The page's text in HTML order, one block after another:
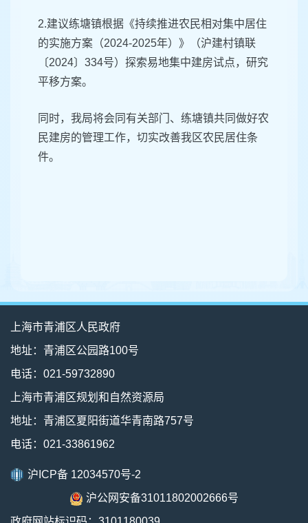
2.建议练塘镇根据《持续推进农民相对集中居住
的实施方案（2024-2025年）》（沪建村镇联
〔2024〕334号）探索易地集中建房试点，研究
平移方案。
同时，我局将会同有关部门、练塘镇共同做好农
民建房的管理工作，切实改善我区农民居住条
件。
上海市青浦区人民政府
地址：青浦区公园路100号
电话：021-59732890
上海市青浦区规划和自然资源局
地址：青浦区夏阳街道华青南路757号
电话：021-33861962
沪ICP备 12034570号-2
沪公网安备31011802002666号